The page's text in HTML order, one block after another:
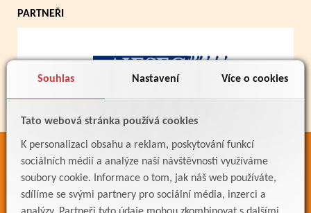
Souhlas Nastavení Více o cookies
Tato webová stránka používá cookies
K personalizaci obsahu a reklam, poskytování funkcí
sociálních médií a analýze naší návštěvnosti využíváme
soubory cookie. Informace o tom, jak náš web používáte,
sdílíme se svými partnery pro sociální média, inzerci a
PARTNEŘI
ODKAZY
Bakaláři
Jídelníček